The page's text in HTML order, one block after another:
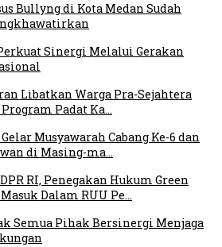
Bullyng di Kota Medan Sudah
Sinergi Melalui Gerakan
Libatkan Warga Pra-Sejahtera
Padat Ka…
Musyawarah Cabang Ke-6 dan
di Masing-ma…
RI, Penegakan Hukum Green
Dalam RUU Pe…
Semua Pihak Bersinergi Menjaga